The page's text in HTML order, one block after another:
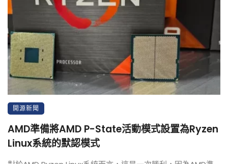
開源新聞
AMD準備將AMD P-State活動模式設置為Ryzen
Linux系統的默認模式